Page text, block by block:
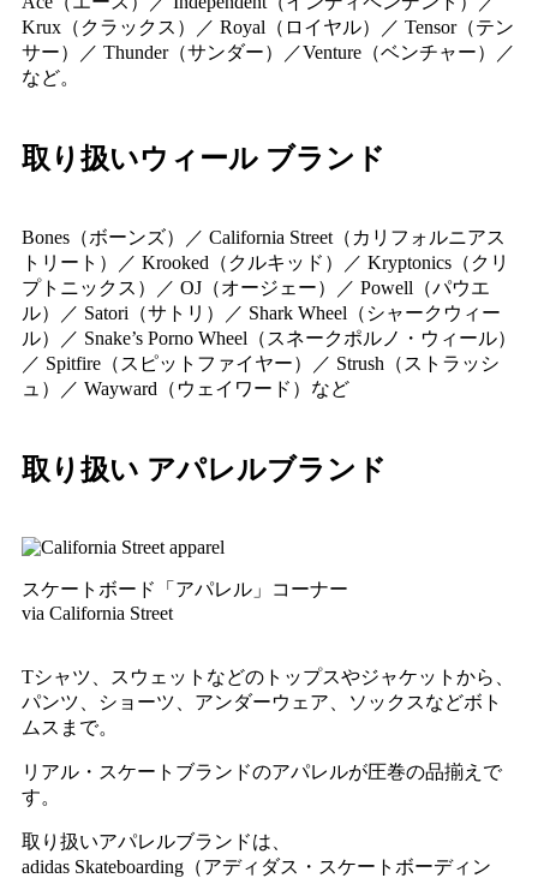
Krux（クラックス）／ Royal（ロイヤル）／ Tensor（テン
サー）／ Thunder（サンダー）／Venture（ベンチャー）／
など。
取り扱いウィール ブランド
Bones（ボーンズ）／ California Street（カリフォルニアス
トリート）／ Krooked（クルキッド）／ Kryptonics（クリ
プトニックス）／ OJ（オージェー）／ Powell（パウエ
ル）／ Satori（サトリ）／ Shark Wheel（シャークウィー
ル）／ Snake’s Porno Wheel（スネークポルノ・ウィール）
／ Spitfire（スピットファイヤー）／ Strush（ストラッシ
ュ）／ Wayward（ウェイワード）など
取り扱い アパレルブランド
スケートボード「アパレル」コーナー
via California Street
Tシャツ、スウェットなどのトップスやジャケットから、
パンツ、ショーツ、アンダーウェア、ソックスなどボト
ムスまで。
リアル・スケートブランドのアパレルが圧巻の品揃えで
す。
取り扱いアパレルブランドは、
adidas Skateboarding（アディダス・スケートボーディン